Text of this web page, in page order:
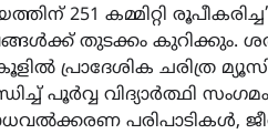
251 കമ്മിറ്റി
തുടക്കം കുറിക്കും.
പ്രാദേശിക ചരിത്ര
പൂർവ്വ വിദ്യാർത്ഥി
പരിപാടികൾ,